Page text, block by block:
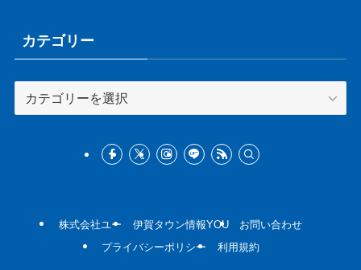
カテゴリー
テ
株式会社ユー 伊賀タウン情報YOU
お問い合わせ
プライバシーポリシー
利用規約